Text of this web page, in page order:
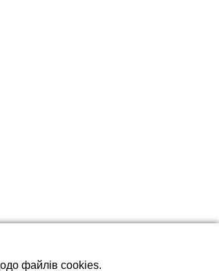
видів електричних і
файлів cookies.